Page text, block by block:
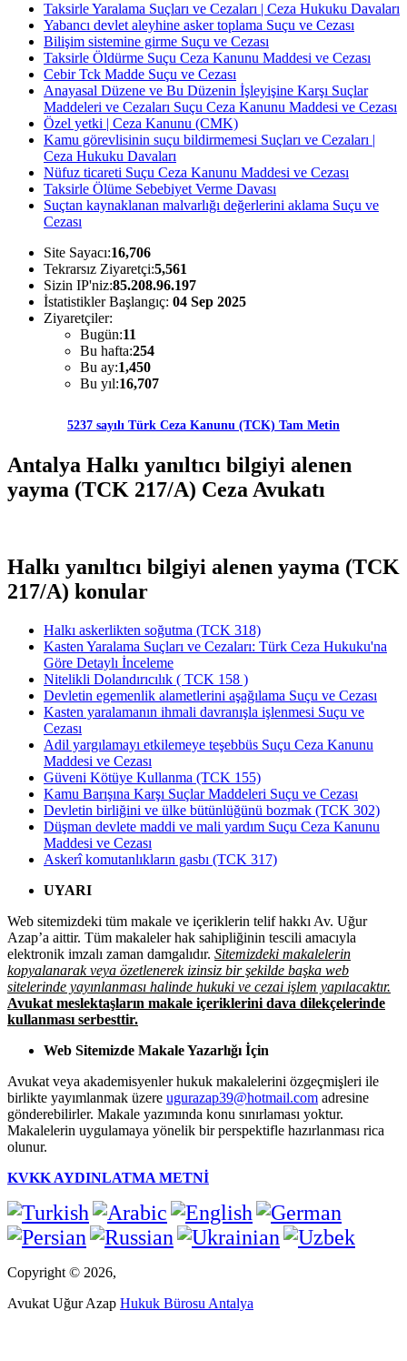
Taksirle Yaralama Suçları ve Cezaları | Ceza Hukuku Davaları
Yabancı devlet aleyhine asker toplama Suçu ve Cezası
Bilişim sistemine girme Suçu ve Cezası
Taksirle Öldürme Suçu Ceza Kanunu Maddesi ve Cezası
Cebir Tck Madde Suçu ve Cezası
Anayasal Düzene ve Bu Düzenin İşleyişine Karşı Suçlar
Maddeleri ve Cezaları Suçu Ceza Kanunu Maddesi ve Cezası
Özel yetki | Ceza Kanunu (CMK)
Kamu görevlisinin suçu bildirmemesi Suçları ve Cezaları |
Ceza Hukuku Davaları
Nüfuz ticareti Suçu Ceza Kanunu Maddesi ve Cezası
Taksirle Ölüme Sebebiyet Verme Davası
Suçtan kaynaklanan malvarlığı değerlerini aklama Suçu ve
Cezası
Site Sayacı:16,706
Tekrarsız Ziyaretçi:5,561
Sizin IP'niz:85.208.96.197
İstatistikler Başlangıç: 04 Sep 2025
Ziyaretçiler:
Bugün:11
Bu hafta:254
Bu ay:1,450
Bu yıl:16,707
5237 sayılı Türk Ceza Kanunu (TCK) Tam Metin
Antalya Halkı yanıltıcı bilgiyi alenen
yayma (TCK 217/A) Ceza Avukatı
Halkı yanıltıcı bilgiyi alenen yayma (TCK
217/A) konular
Halkı askerlikten soğutma (TCK 318)
Kasten Yaralama Suçları ve Cezaları: Türk Ceza Hukuku'na
Göre Detaylı İnceleme
Nitelikli Dolandırıcılık ( TCK 158 )
Devletin egemenlik alametlerini aşağılama Suçu ve Cezası
Kasten yaralamanın ihmali davranışla işlenmesi Suçu ve
Cezası
Adil yargılamayı etkilemeye teşebbüs Suçu Ceza Kanunu
Maddesi ve Cezası
Güveni Kötüye Kullanma (TCK 155)
Kamu Barışına Karşı Suçlar Maddeleri Suçu ve Cezası
Devletin birliğini ve ülke bütünlüğünü bozmak (TCK 302)
Düşman devlete maddi ve mali yardım Suçu Ceza Kanunu
Maddesi ve Cezası
Askerî komutanlıkların gasbı (TCK 317)
UYARI
Web sitemizdeki tüm makale ve içeriklerin telif hakkı Av. Uğur
Azap’a aittir. Tüm makaleler hak sahipliğinin tescili amacıyla
elektronik imzalı zaman damgalıdır. Sitemizdeki makalelerin
kopyalanarak veya özetlenerek izinsiz bir şekilde başka web
sitelerinde yayınlanması halinde hukuki ve cezai işlem yapılacaktır.
Avukat meslektaşların makale içeriklerini dava dilekçelerinde
kullanması serbesttir.
Web Sitemizde Makale Yazarlığı İçin
Avukat veya akademisyenler hukuk makalelerini özgeçmişleri ile
birlikte yayımlanmak üzere ugurazap39@hotmail.com adresine
gönderebilirler. Makale yazımında konu sınırlaması yoktur.
Makalelerin uygulamaya yönelik bir perspektifle hazırlanması rica
olunur.
KVKK AYDINLATMA METNİ
Copyright © 2026,
Avukat Uğur Azap Hukuk Bürosu Antalya